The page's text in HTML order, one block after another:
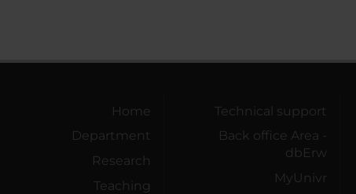
Home
Department
Research
Teaching
Technical support
Back office Area -
dbErw
MyUnivr